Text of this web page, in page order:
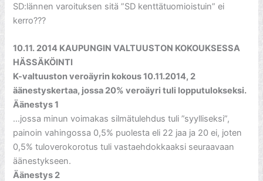
SD:lännen varoituksen sitä ”SD kenttätuomioistuin” ei
kerro???
10.11. 2014 KAUPUNGIN VALTUUSTON KOKOUKSESSA
HÄSSÄKÖINTI
K-valtuuston veroäyrin kokous 10.11.2014, 2
äänestyskertaa, jossa 20% veroäyri tuli lopputulokseksi.
Äänestys 1
…jossa minun voimakas silmätulehdus tuli ”syylliseksi”,
painoin vahingossa 0,5% puolesta eli 22 jaa ja 20 ei, joten
0,5% tuloverokorotus tuli vastaehdokkaaksi seuraavaan
äänestykseen.
Äänestys 2